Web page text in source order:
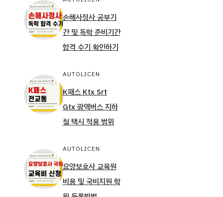
손해사정사 공부기
간 및 독학 준비기간
합격 수기 확인하기
AUTOLICEN
K패스 Ktx Srt
Gtx 광역버스 지하
철 택시 적용 범위
AUTOLICEN
요양보호사 교육원
비용 및 국비지원 학